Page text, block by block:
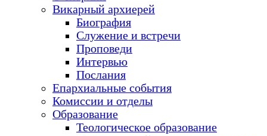
Викарный архиерей
Биография
Служение и встречи
Проповеди
Интервью
Послания
Епархиальные события
Комиссии и отделы
Образование
Теологическое образование